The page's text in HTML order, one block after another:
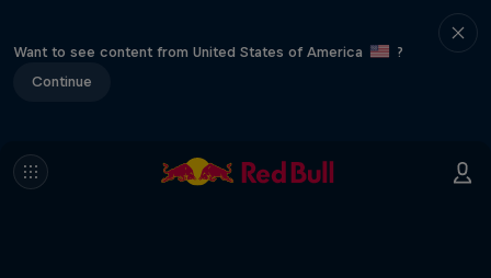
Want to see content from United States of America
?
Continue